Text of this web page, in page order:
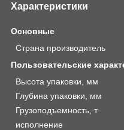
Характеристики
Основные
Страна производитель
Пользовательские
Высота упаковки, мм
Глубина упаковки, мм
Грузоподъемность, т
исполнение